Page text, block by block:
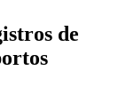
de